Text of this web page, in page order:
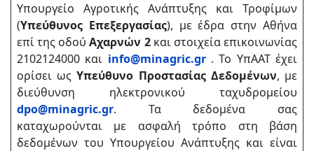
Υπουργείο Αγροτικής Ανάπτυξης και Τροφίμων
(Υπεύθυνος Επεξεργασίας), με έδρα στην Αθήνα
επί της οδούΑχαρνών 2και στοιχεία επικοινωνίας
2102124000 και info@minagric.gr. Το YπΑΑΤ έχει
ορίσει ωςΥπεύθυνο Προστασίας Δεδομένων, με
διεύθυνση ηλεκτρονικού ταχυδρομείου
dpo@minagric.gr. Τα δεδομένα σας
καταχωρούνται με ασφαλή τρόπο στη βάση
δεδομένων του Υπουργείου Ανάπτυξης και είναι